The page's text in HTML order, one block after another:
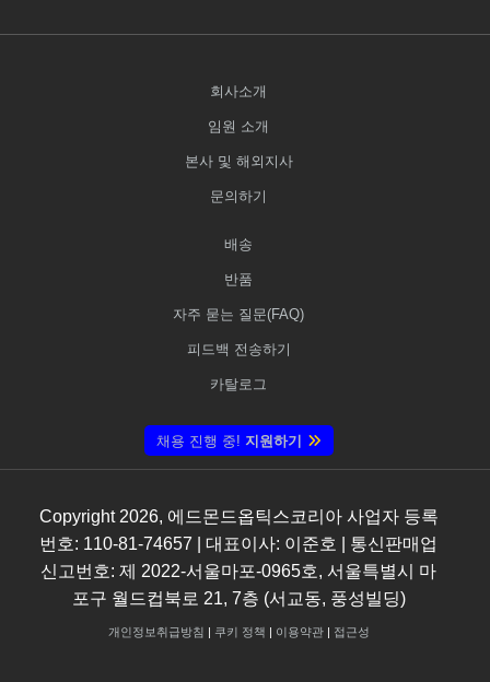
회사소개
임원 소개
본사 및 해외지사
문의하기
배송
반품
자주 묻는 질문(FAQ)
피드백 전송하기
카탈로그
채용 진행 중! 지원하기
Copyright 2026, 에드몬드옵틱스코리아 사업자 등록
번호: 110-81-74657 | 대표이사: 이준호 | 통신판매업
신고번호: 제 2022-서울마포-0965호, 서울특별시 마
포구 월드컵북로 21, 7층 (서교동, 풍성빌딩)
개인정보취급방침 | 쿠키 정책 | 이용약관| 접근성